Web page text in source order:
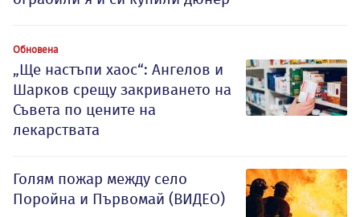
Обновена
„Ще настъпи хаос“: Ангелов и
Шарков срещу закриването на
Съвета по цените на
лекарствата
Голям пожар между село
Поройна и Първомай (ВИДЕО)